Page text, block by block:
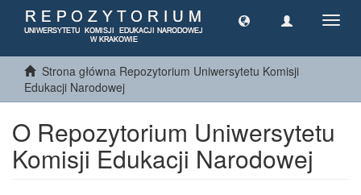
Strona główna Repozytorium Uniwersytetu Komisji
Edukacji Narodowej
O Repozytorium Uniwersytetu
Komisji Edukacji Narodowej